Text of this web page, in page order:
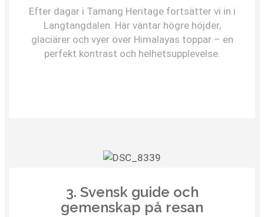
Efter dagar i Tamang Heritage fortsätter vi in i
Langtangdalen. Här väntar högre höjder,
glaciärer och vyer över Himalayas toppar – en
perfekt kontrast och helhetsupplevelse.
3. Svensk guide och
gemenskap på resan